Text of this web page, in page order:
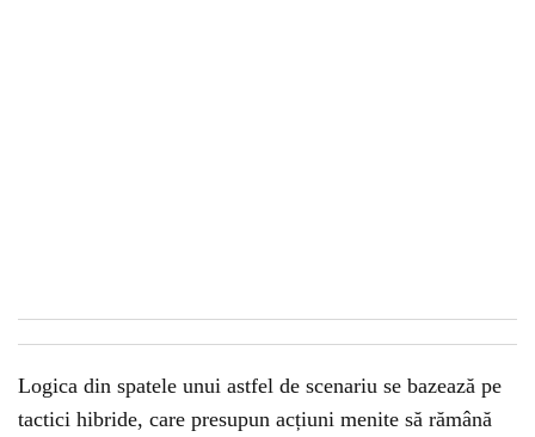
Logica din spatele unui astfel de scenariu se bazează pe
tactici hibride, care presupun acțiuni menite să rămână